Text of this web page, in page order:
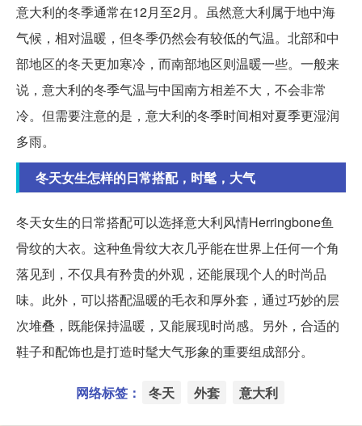
意大利的冬季通常在12月至2月。虽然意大利属于地中海
气候，相对温暖，但冬季仍然会有较低的气温。北部和中
部地区的冬天更加寒冷，而南部地区则温暖一些。一般来
说，意大利的冬季气温与中国南方相差不大，不会非常
冷。但需要注意的是，意大利的冬季时间相对夏季更湿润
多雨。
冬天女生怎样的日常搭配，时髦，大气
冬天女生的日常搭配可以选择意大利风情Herringbone鱼
骨纹的大衣。这种鱼骨纹大衣几乎能在世界上任何一个角
落见到，不仅具有矜贵的外观，还能展现个人的时尚品
味。此外，可以搭配温暖的毛衣和厚外套，通过巧妙的层
次堆叠，既能保持温暖，又能展现时尚感。另外，合适的
鞋子和配饰也是打造时髦大气形象的重要组成部分。
网络标签： 冬天 外套 意大利